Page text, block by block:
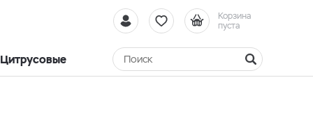
Корзина
пуста
Цитрусовые